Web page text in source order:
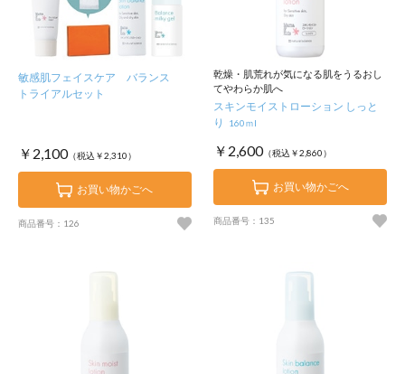
敏感肌フェイスケア バランス
トライアルセット
￥2,100（税込￥2,310）
お買い物かごへ
商品番号：126
乾燥・肌荒れが気になる肌をうるおし
てやわらか肌へ
スキンモイストローション しっと
り
160ｍl
￥2,600（税込￥2,860）
お買い物かごへ
商品番号：135